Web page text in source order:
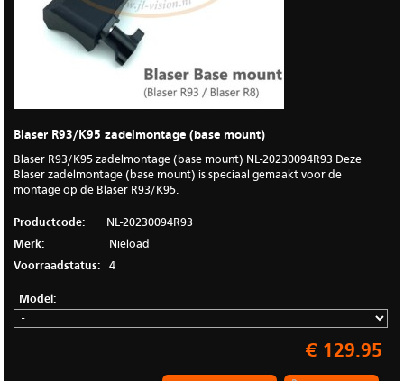
Blaser R93/K95 zadelmontage (base mount)
Blaser R93/K95 zadelmontage (base mount) NL-20230094R93 Deze
Blaser zadelmontage (base mount) is speciaal gemaakt voor de
montage op de Blaser R93/K95.
Productcode:
NL-20230094R93
Merk:
Nieload
Voorraadstatus:
4
Model:
€ 129.95